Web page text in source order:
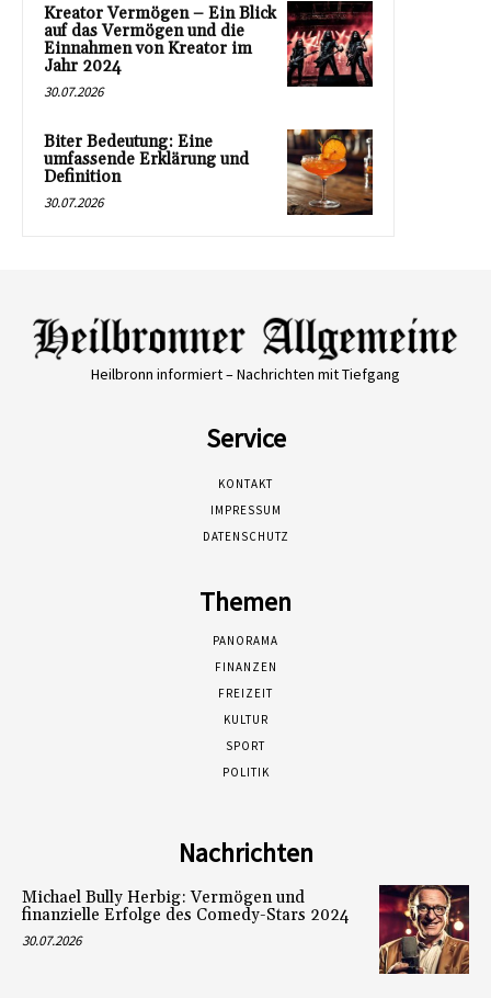
Kreator Vermögen – Ein Blick
auf das Vermögen und die
Einnahmen von Kreator im
Jahr 2024
30.07.2026
Biter Bedeutung: Eine
umfassende Erklärung und
Definition
30.07.2026
Heilbronn informiert – Nachrichten mit Tiefgang
Service
KONTAKT
IMPRESSUM
DATENSCHUTZ
Themen
PANORAMA
FINANZEN
FREIZEIT
KULTUR
SPORT
POLITIK
Nachrichten
Michael Bully Herbig: Vermögen und
finanzielle Erfolge des Comedy-Stars 2024
30.07.2026